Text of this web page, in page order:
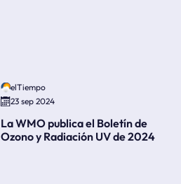
elTiempo
23 sep 2024
La WMO publica el Boletín de
Ozono y Radiación UV de 2024